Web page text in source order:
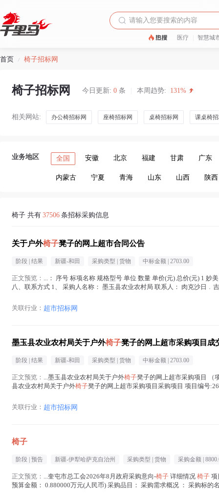
医疗 智慧城
首页 / 椅子招标网
椅子招标网 今日更新: 0 条 本周趋势: 131%
相关网站: 办公椅招标网 座椅招标网 桌椅招标网 课桌椅
业务地区 全国 安徽 北京 福建 甘肃 广东
内蒙古 宁夏 青海 山东 山西 陕西
椅子 共有 37506 条招标采购信息
关于户外椅子凳子的网上超市合同公告
阶段 | 结果 新疆-和田 采购类型 | 货物 中标金额 | 2703.00
正文预览： ...： 序号 标项名称 规格型号 单位 数量 单价(元) 总价(元) 1 妙
八、联系方式 1、 采购人名称： 墨玉县农业农村局 联系人： 肉克沙日﹒
关联行业： 超市招标网
墨玉县农业农村局关于户外椅子凳子的网上超市采购项目成
阶段 | 结果 新疆-和田 采购类型 | 货物 中标金额 | 2703.00
正文预览： ...墨玉县农业农村局关于户外椅子凳子的网上超市采购项目 （
县农业农村局关于户外椅子凳子的网上超市采购项目采购项目 项目编号
关联行业： 超市招标网
椅子
阶段 | 预告 新疆-伊犁哈萨克自治州 采购类型 | 货物 采购金额 |
正文预览： ...奎屯市总工会2026年8月政府采购意向-椅子 详细情况 椅子 项
预算金额： 0.880000万元(人民币) 采购品目： 采购需求概况 ： 采购标的